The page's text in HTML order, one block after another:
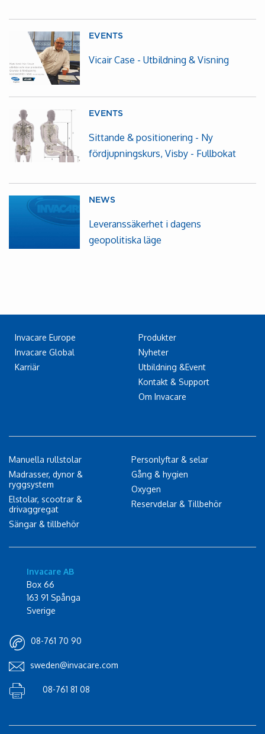
EVENTS
Vicair Case - Utbildning & Visning
EVENTS
Sittande & positionering - Ny
fördjupningskurs, Visby - Fullbokat
NEWS
Leveranssäkerhet i dagens
geopolitiska läge
Invacare Europe
Invacare Global
Karriär
Produkter
Nyheter
Utbildning &Event
Kontakt & Support
Om Invacare
Manuella rullstolar
Madrasser, dynor &
ryggsystem
Elstolar, scootrar &
drivaggregat
Sängar & tillbehör
Personlyftar & selar
Gång & hygien
Oxygen
Reservdelar & Tillbehör
Invacare AB
Box 66
163 91 Spånga
Sverige
08-761 70 90
sweden@invacare.com
08-761 81 08